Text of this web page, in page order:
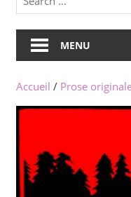
MENU
Accueil / Prose